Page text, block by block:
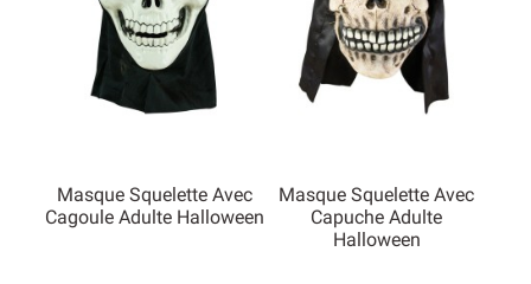
Masque Squelette Avec
Cagoule Adulte Halloween
Masque Squelette Avec
Capuche Adulte
Halloween